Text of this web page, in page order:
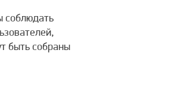
соблюдать
быть собраны